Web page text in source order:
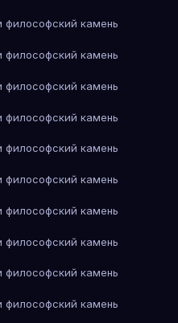
философский камень
философский камень
философский камень
философский камень
философский камень
философский камень
философский камень
философский камень
философский камень
философский камень